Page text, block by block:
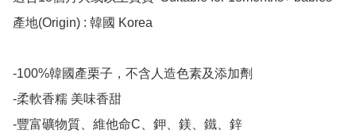
產地(Origin) : 韓國 Korea
-100%韓國產栗子，不含人造色素及添加劑
-柔軟香糯 美味香甜
-豐富礦物質、維他命C、鉀、鎂、鐵、鋅